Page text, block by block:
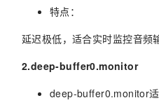
特点：
延迟极低，适合实时监控音频
2.deep-buffer0.monitor
deep-buffer0.monitor适